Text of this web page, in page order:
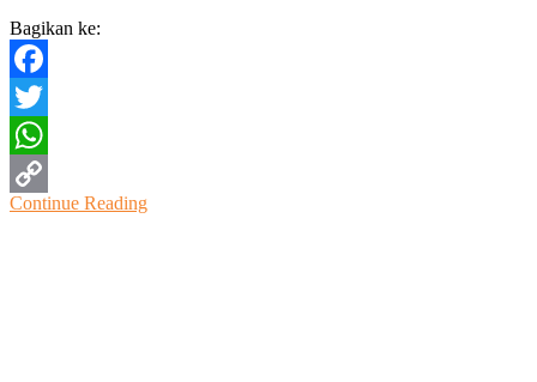
Bagikan ke:
Facebook
Twitter
WhatsApp
Copy
Continue Reading